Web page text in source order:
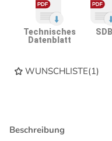
Technisches
Datenblatt
SDB
WUNSCHLISTE(1)
Beschreibung